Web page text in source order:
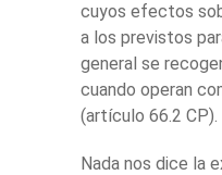
cuyos efectos
a los previstos
general se
cuando operan
(artículo 66.2 CP).
Nada nos dice la